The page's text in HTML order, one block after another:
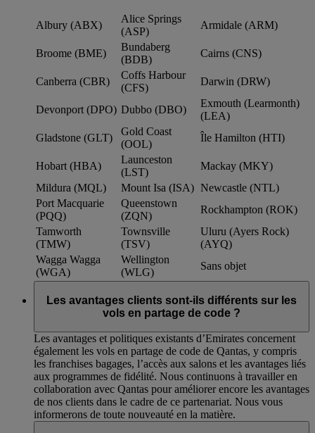
Albury (ABX)
Alice Springs
(ASP)
Armidale (ARM)
Broome (BME)
Bundaberg
(BDB)
Cairns (CNS)
Canberra (CBR)
Coffs Harbour
(CFS)
Darwin (DRW)
Devonport (DPO) Dubbo (DBO)
Exmouth (Learmonth)
(LEA)
Gladstone (GLT)
Gold Coast
(OOL)
Île Hamilton (HTI)
Hobart (HBA)
Launceston
(LST)
Mackay (MKY)
Mildura (MQL)
Mount Isa (ISA) Newcastle (NTL)
Port Macquarie
(PQQ)
Queenstown
(ZQN)
Rockhampton (ROK)
Tamworth
(TMW)
Townsville
(TSV)
Uluru (Ayers Rock)
(AYQ)
Wagga Wagga
(WGA)
Wellington
(WLG)
Sans objet
Les avantages clients sont-ils différents sur les
vols en partage de code ?
Les avantages et politiques existants d’Emirates concernent
également les vols en partage de code de Qantas, y compris
les franchises bagages, l’accès aux salons et les avantages liés
aux programmes de fidélité. Nous continuons à travailler en
collaboration avec Qantas pour améliorer encore les avantages
de nos clients dans le cadre de ce partenariat. Nous vous
informerons de toute nouveauté en la matière.